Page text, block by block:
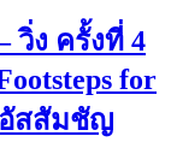
วิ่ง ครั้งที่ 4
for
อัสสัมชัญ